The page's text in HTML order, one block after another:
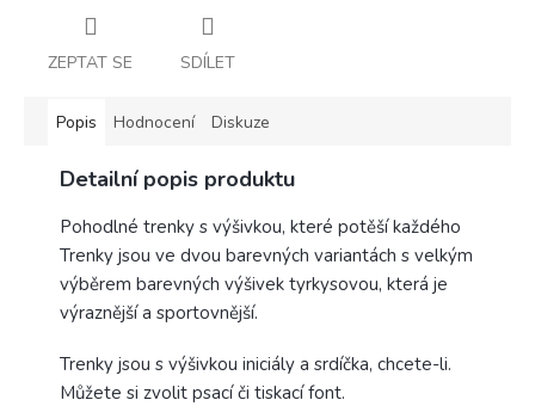
ZEPTAT SE SDÍLET
Popis Hodnocení Diskuze
Detailní popis produktu
Pohodlné trenky s výšivkou, které potěší každého
Trenky jsou ve dvou barevných variantách s velkým
výběrem barevných výšivek tyrkysovou, která je
výraznější a sportovnější.
Trenky jsou s výšivkou iniciály a srdíčka, chcete-li.
Můžete si zvolit psací či tiskací font.